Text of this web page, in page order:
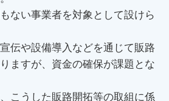
ない事業者を対象として設けら
伝や設備導入などを通じて販路
ますが、資金の確保が課題とな
こうした販路開拓等の取組に係